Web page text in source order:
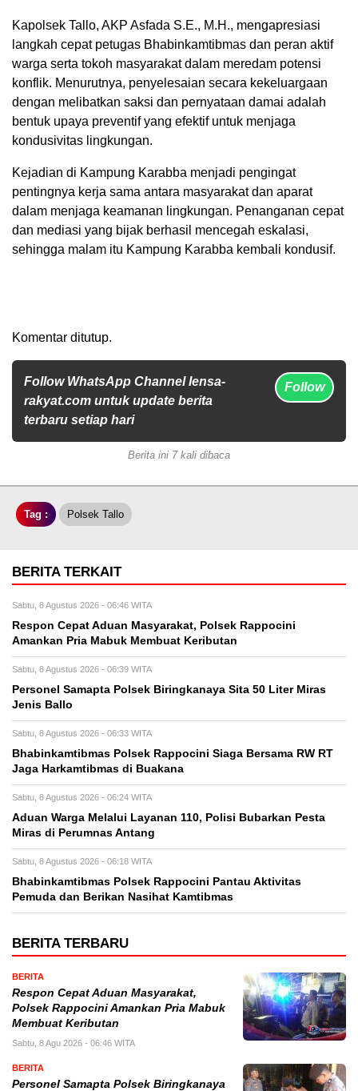
Kapolsek Tallo, AKP Asfada S.E., M.H., mengapresiasi
langkah cepat petugas Bhabinkamtibmas dan peran aktif
warga serta tokoh masyarakat dalam meredam potensi
konflik. Menurutnya, penyelesaian secara kekeluargaan
dengan melibatkan saksi dan pernyataan damai adalah
bentuk upaya preventif yang efektif untuk menjaga
kondusivitas lingkungan.
Kejadian di Kampung Karabba menjadi pengingat
pentingnya kerja sama antara masyarakat dan aparat
dalam menjaga keamanan lingkungan. Penanganan cepat
dan mediasi yang bijak berhasil mencegah eskalasi,
sehingga malam itu Kampung Karabba kembali kondusif.
Komentar ditutup.
Follow WhatsApp Channel lensa-
rakyat.com untuk update berita
terbaru setiap hari
Follow
Berita ini 7 kali dibaca
Tag : Polsek Tallo
BERITA TERKAIT
Sabtu, 8 Agustus 2026 - 06:46 WITA
Respon Cepat Aduan Masyarakat, Polsek Rappocini
Amankan Pria Mabuk Membuat Keributan
Sabtu, 8 Agustus 2026 - 06:39 WITA
Personel Samapta Polsek Biringkanaya Sita 50 Liter Miras
Jenis Ballo
Sabtu, 8 Agustus 2026 - 06:33 WITA
Bhabinkamtibmas Polsek Rappocini Siaga Bersama RW RT
Jaga Harkamtibmas di Buakana
Sabtu, 8 Agustus 2026 - 06:24 WITA
Aduan Warga Melalui Layanan 110, Polisi Bubarkan Pesta
Miras di Perumnas Antang
Sabtu, 8 Agustus 2026 - 06:18 WITA
Bhabinkamtibmas Polsek Rappocini Pantau Aktivitas
Pemuda dan Berikan Nasihat Kamtibmas
BERITA TERBARU
BERITA
Respon Cepat Aduan Masyarakat,
Polsek Rappocini Amankan Pria Mabuk
Membuat Keributan
Sabtu, 8 Agu 2026 - 06:46 WITA
BERITA
Personel Samapta Polsek Biringkanaya